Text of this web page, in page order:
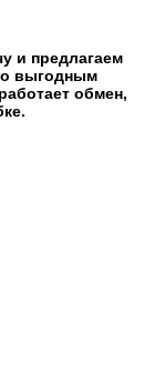
и предлагаем
выгодным
обмен,